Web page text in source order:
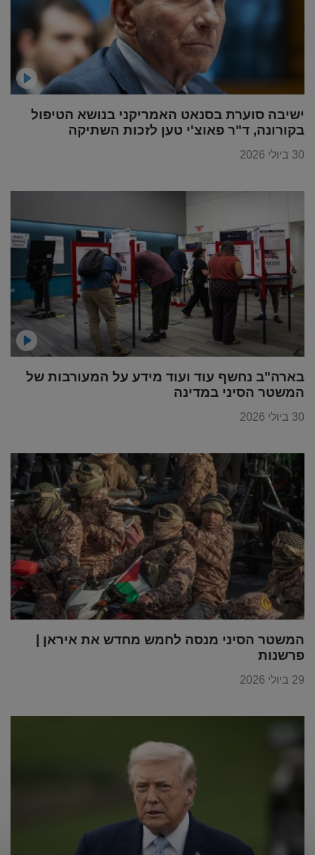
ישיבה סוערת בסנאט האמריקני בנושא הטיפול
בקורונה, ד"ר פאוצ'י טען לזכות השתיקה
30 ביולי 2026
בארה"ב נחשף עוד ועוד מידע על המעורבות של
המשטר הסיני במדינה
30 ביולי 2026
המשטר הסיני מנסה לחמש מחדש את איראן |
פרשנות
29 ביולי 2026